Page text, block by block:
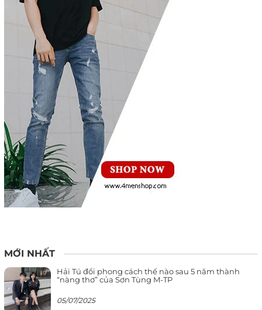
MỚI NHẤT
Hải Tú đổi phong cách thế nào sau 5 năm thành
“nàng thơ” của Sơn Tùng M-TP
05/07/2025